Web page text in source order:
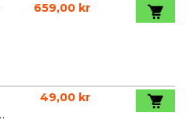
659,00 kr
49,00 kr